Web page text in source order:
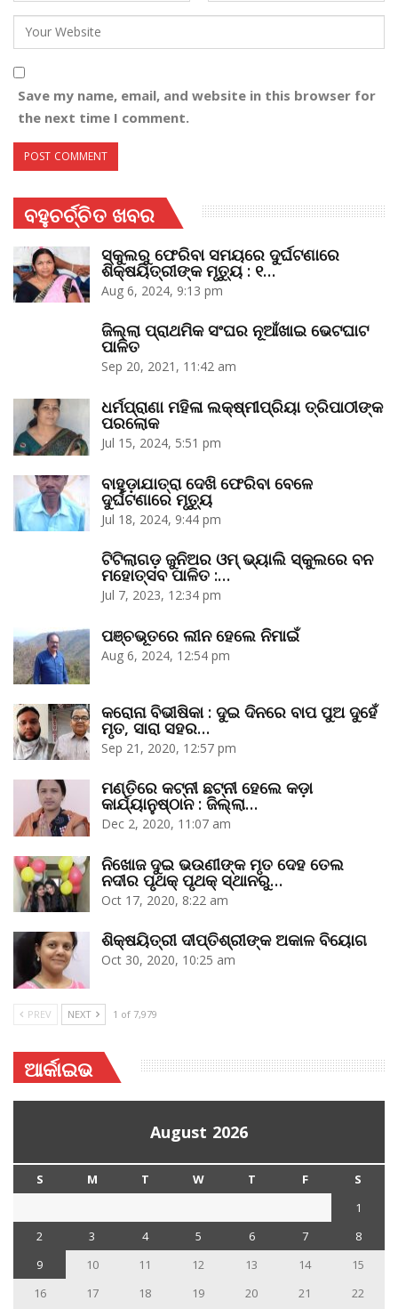
Save my name, email, and website in this browser for
the next time I comment.
ବହୁଚର୍ଚ୍ଚିତ ଖବର
ସ୍କୁଲରୁ ଫେରିବା ସମୟରେ ଦୁର୍ଘଟଣାରେ
ଶିକ୍ଷୟିତ୍ରୀଙ୍କ ମୃତ୍ୟୁ : ୧…
Aug 6, 2024, 9:13 pm
ଜିଲ୍ଲା ପ୍ରାଥମିକ ସଂଘର ନୂଆଁଖାଇ ଭେଟଘାଟ
ପାଳିତ
Sep 20, 2021, 11:42 am
ଧର୍ମପ୍ରାଣା ମହିଳା ଲକ୍ଷ୍ମୀପ୍ରିୟା ତ୍ରିପାଠୀଙ୍କ
ପରଲୋକ
Jul 15, 2024, 5:51 pm
ବାହୁଡ଼ାଯାତ୍ରା ଦେଖି ଫେରିବା ବେଳେ
ଦୁର୍ଘଟଣାରେ ମୃତ୍ୟୁ
Jul 18, 2024, 9:44 pm
ଟିଟିଲାଗଡ଼ ଜୁନିଅର ଓମ୍‌ ଭ୍ୟାଲି ସ୍କୁଲରେ ବନ
ମହୋତ୍ସବ ପାଳିତ :…
Jul 7, 2023, 12:34 pm
ପଞ୍ଚଭୂତରେ ଲୀନ ହେଲେ ନିମାଇଁ
Aug 6, 2024, 12:54 pm
କରୋନା ବିଭୀଷିକା : ଦୁଇ ଦିନରେ ବାପ ପୁଅ ଦୁହେଁ
ମୃତ, ସାରା ସହର…
Sep 21, 2020, 12:57 pm
ମଣ୍ତିରେ କଟ୍‌ନୀ ଛଟ୍‌ନୀ ହେଲେ କଡ଼ା
କାର୍ଯ୍ୟାନୁଷ୍ଠାନ : ଜିଲ୍ଲା…
Dec 2, 2020, 11:07 am
ନିଖୋଜ ଦୁଇ ଭଉଣୀଙ୍କ ମୃତ ଦେହ ତେଲ
ନଦୀର ପୃଥକ୍‌ ପୃଥକ୍‌ ସ୍ଥାନରୁ…
Oct 17, 2020, 8:22 am
ଶିକ୍ଷୟିତ୍ରୀ ଦୀପ୍ତିଶ୍ରୀଙ୍କ ଅକାଳ ବିୟୋଗ
Oct 30, 2020, 10:25 am
PREV NEXT 1 of 7,979
ଆର୍କାଇଭ
August 2026
S M T W T F
S
1
2
3 4 5 6 7
8
9
10 11 12 13 14
15
16
17 18 19 20 21 22